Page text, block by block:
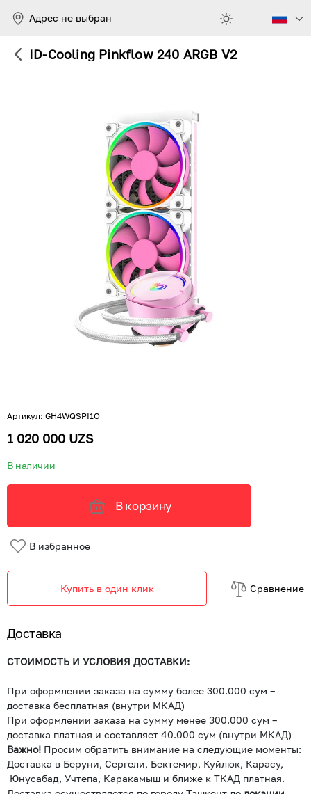
Адрес не выбран
ID-Cooling Pinkflow 240 ARGB V2
Артикул: GH4WQSPI1O
1 020 000 UZS
В наличии
В корзину
В избранное
Купить в один клик Cравнение
Доставка
СТОИМОСТЬ И УСЛОВИЯ ДОСТАВКИ:
При оформлении заказа на сумму более 300.000 сум –
доставка бесплатная (внутри МКАД)
При оформлении заказа на сумму менее 300.000 сум –
доставка платная и составляет 40.000 сум (внутри МКАД)
Важно! Просим обратить внимание на следующие моменты:
Доставка в Беруни, Сергели, Бектемир, Куйлюк, Карасу,
Юнусабад, Учтепа, Каракамыш и ближе к ТКАД платная.